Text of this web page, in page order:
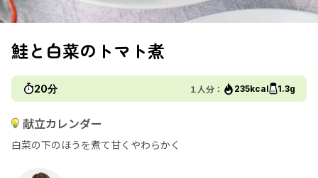
鮭と白菜のトマト煮
20分 １人分： 235kcal 1.3g
献立カレンダー
白菜の下のほうを煮て甘くやわらかく